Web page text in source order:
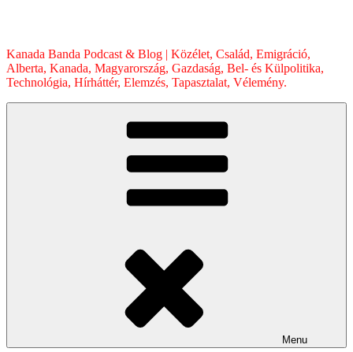
Kanada Banda Podcast & Blog | Közélet, Család, Emigráció,
Alberta, Kanada, Magyarország, Gazdaság, Bel- és Külpolitika,
Technológia, Hírháttér, Elemzés, Tapasztalat, Vélemény.
Menu